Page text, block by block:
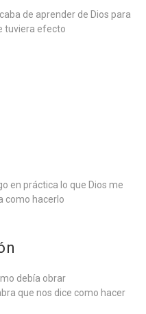
de aprender de Dios para
tuviera efecto
en práctica lo que Dios me
como hacerlo
debía obrar
que nos dice como hacer